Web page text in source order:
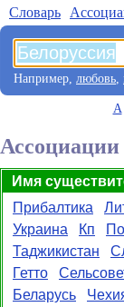
Словарь
Например, любовь,
А
Ассоциации
Имя
Прибалтика
Украина
Кп
Таджикистан
Гетто
Беларусь